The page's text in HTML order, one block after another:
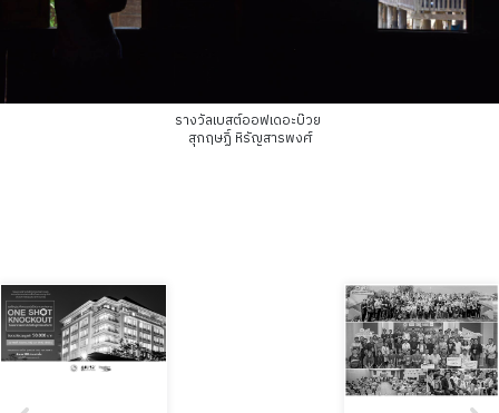
รางวัลเบสต์ออฟเดอะบ๊วย
สุกฤษฏิ์ หิรัญสารพงศ์